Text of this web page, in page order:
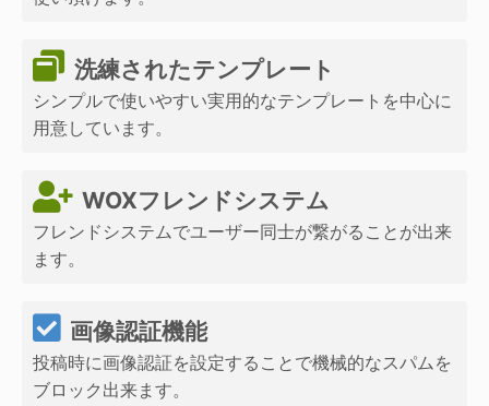
洗練されたテンプレート
シンプルで使いやすい実用的なテンプレートを中心に
用意しています。
WOXフレンドシステム
フレンドシステムでユーザー同士が繋がることが出来
ます。
画像認証機能
投稿時に画像認証を設定することで機械的なスパムを
ブロック出来ます。